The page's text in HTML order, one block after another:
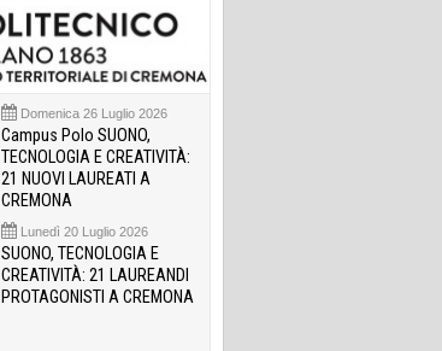
Domenica 26 Luglio 2026
Campus Polo SUONO,
TECNOLOGIA E CREATIVITÀ:
21 NUOVI LAUREATI A
CREMONA
Lunedì 20 Luglio 2026
SUONO, TECNOLOGIA E
CREATIVITÀ: 21 LAUREANDI
PROTAGONISTI A CREMONA